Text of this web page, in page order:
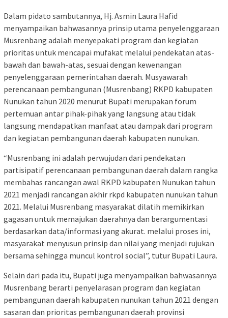
Dalam pidato sambutannya, Hj. Asmin Laura Hafid
menyampaikan bahwasannya prinsip utama penyelenggaraan
Musrenbang adalah menyepakati program dan kegiatan
prioritas untuk mencapai mufakat melalui pendekatan atas-
bawah dan bawah-atas, sesuai dengan kewenangan
penyelenggaraan pemerintahan daerah. Musyawarah
perencanaan pembangunan (Musrenbang) RKPD kabupaten
Nunukan tahun 2020 menurut Bupati merupakan forum
pertemuan antar pihak-pihak yang langsung atau tidak
langsung mendapatkan manfaat atau dampak dari program
dan kegiatan pembangunan daerah kabupaten nunukan.
“Musrenbang ini adalah perwujudan dari pendekatan
partisipatif perencanaan pembangunan daerah dalam rangka
membahas rancangan awal RKPD kabupaten Nunukan tahun
2021 menjadi rancangan akhir rkpd kabupaten nunukan tahun
2021. Melalui Musrenbang masyarakat dilatih memikirkan
gagasan untuk memajukan daerahnya dan berargumentasi
berdasarkan data/informasi yang akurat. melalui proses ini,
masyarakat menyusun prinsip dan nilai yang menjadi rujukan
bersama sehingga muncul kontrol social”, tutur Bupati Laura.
Selain dari pada itu, Bupati juga menyampaikan bahwasannya
Musrenbang berarti penyelarasan program dan kegiatan
pembangunan daerah kabupaten nunukan tahun 2021 dengan
sasaran dan prioritas pembangunan daerah provinsi